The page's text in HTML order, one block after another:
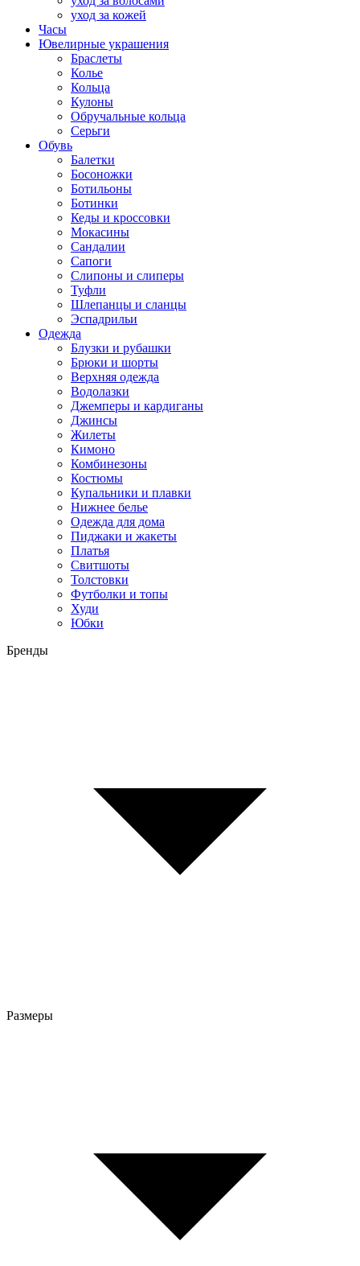
уход за кожей
Часы
Ювелирные украшения
Браслеты
Колье
Кольца
Кулоны
Обручальные кольца
Серьги
Обувь
Балетки
Босоножки
Ботильоны
Ботинки
Кеды и кроссовки
Мокасины
Сандалии
Сапоги
Слипоны и слиперы
Туфли
Шлепанцы и сланцы
Эспадрильи
Одежда
Блузки и рубашки
Брюки и шорты
Верхняя одежда
Водолазки
Джемперы и кардиганы
Джинсы
Жилеты
Кимоно
Комбинезоны
Костюмы
Купальники и плавки
Нижнее белье
Одежда для дома
Пиджаки и жакеты
Платья
Свитшоты
Толстовки
Футболки и топы
Худи
Юбки
Бренды
Размеры